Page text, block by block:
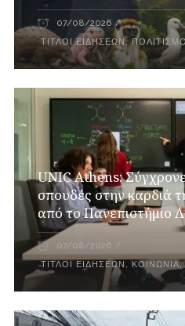
07/08/2026
ΤΊΤΛΟΙ ΕΙΔΉΣΕΩΝ,
UNIC Athens:
σπουδές στην καρδιά
από το Πανεπιστήμιο
07/08/2026
ΤΊΤΛΟΙ ΕΙΔΉΣΕΩΝ , ΚΟΙΝΩΝΊΑ